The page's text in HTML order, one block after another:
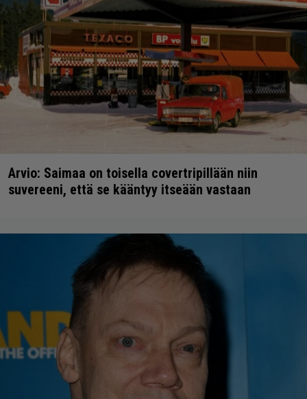
Arvio: Saimaa on toisella covertripillään niin
suvereeni, että se kääntyy itseään vastaan